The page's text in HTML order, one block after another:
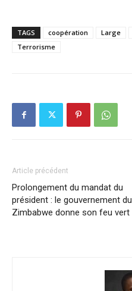
TAGS coopération Large
Terrorisme
Article précédent
Prolongement du mandat du
président : le gouvernement du
Zimbabwe donne son feu vert